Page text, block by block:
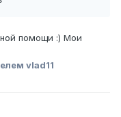
помощи :) Мои
vlad11